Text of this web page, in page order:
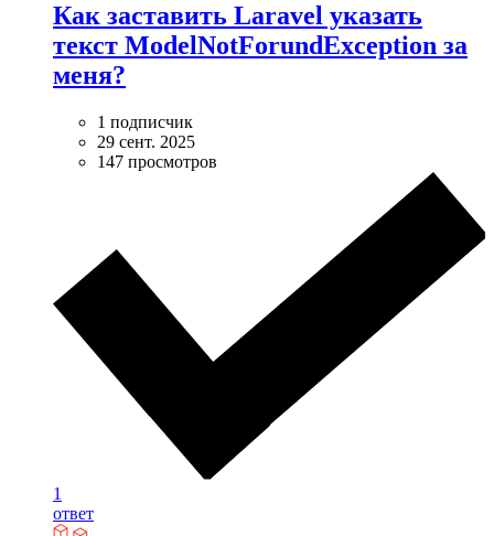
Как заставить Laravel указать
текст ModelNotForundException за
меня?
1 подписчик
29 сент. 2025
147 просмотров
1
ответ